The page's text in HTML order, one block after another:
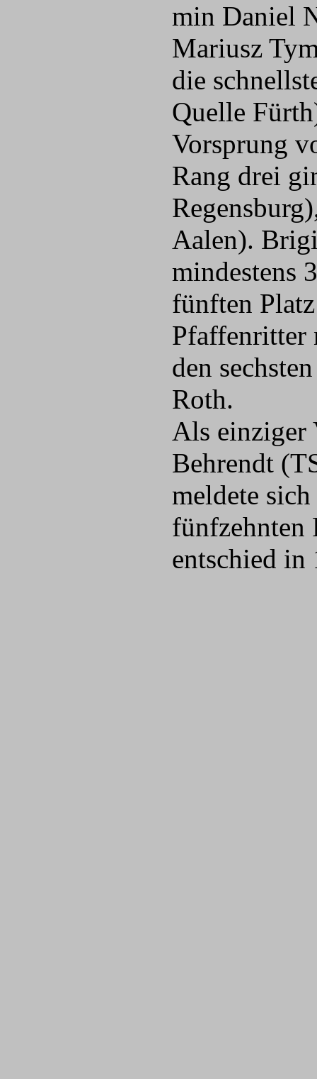
min Daniel
Mariusz
die
Quelle
Vorsprung
Rang drei
Aalen).
mindestens
fünften
Pfaffenritter
den
Roth.
Als einziger
Behrendt
meldete
fünfzehnten
entschied in